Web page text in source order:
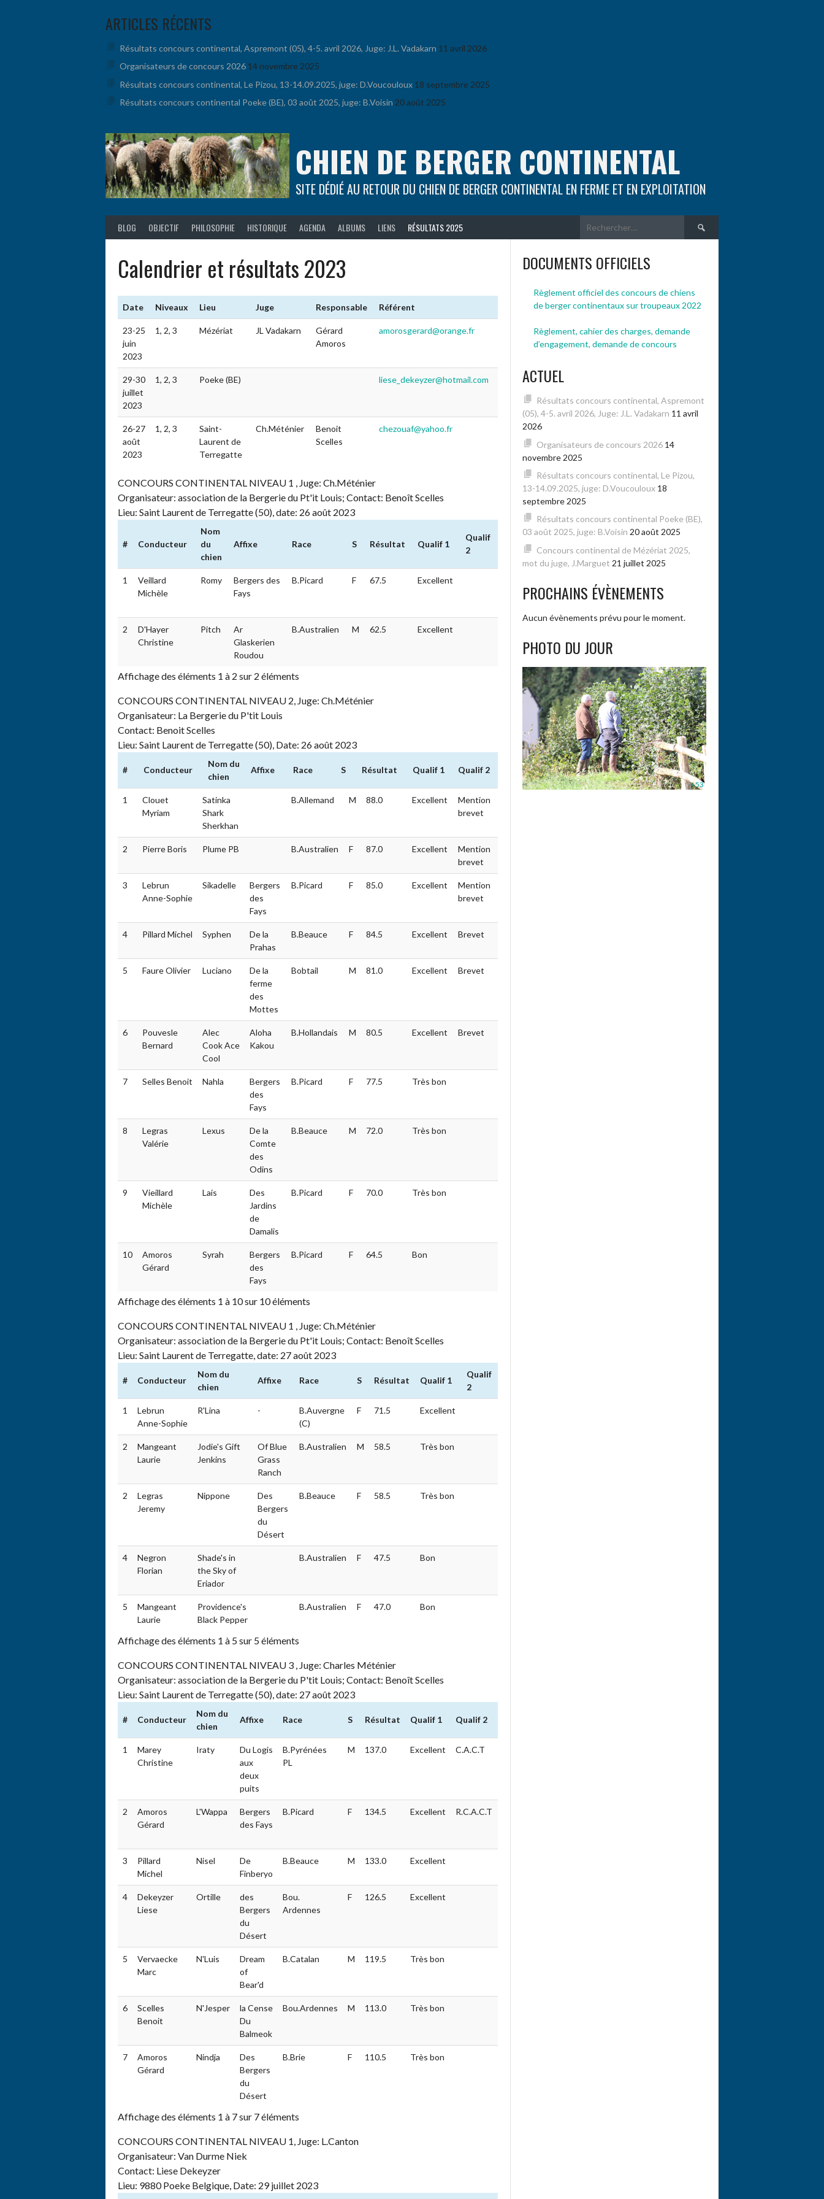
ARTICLES RÉCENTS
Résultats concours continental, Aspremont (05), 4-5. avril 2026, Juge: J.L. Vadakarn 11 avril 2026
Organisateurs de concours 2026 14 novembre 2025
Résultats concours continental, Le Pizou, 13-14.09.2025, juge: D.Voucouloux 18 septembre 2025
Résultats concours continental Poeke (BE), 03 août 2025, juge: B.Voisin 20 août 2025
CHIEN DE BERGER CONTINENTAL
SITE DÉDIÉ AU RETOUR DU CHIEN DE BERGER CONTINENTAL EN FERME ET EN EXPLOITATION
BLOG OBJECTIF PHILOSOPHIE HISTORIQUE AGENDA ALBUMS LIENS RÉSULTATS 2025 Rechercher :
Calendrier et résultats 2023
Date Niveaux Lieu Juge Responsable Référent
23-25
juin
2023
1, 2, 3 Mézériat JL Vadakarn
Gérard
Amoros
amorosgerard@orange.fr
29-30
juillet
2023
1, 2, 3 Poeke (BE) liese_dekeyzer@hotmail.com
26-27
août
2023
1, 2, 3
Saint-
Laurent de
Terregatte
Ch.Méténier
Benoit
Scelles
chezouaf@yahoo.fr
CONCOURS CONTINENTAL NIVEAU 1 , Juge: Ch.Méténier
Organisateur: association de la Bergerie du Pt'it Louis; Contact: Benoît Scelles
Lieu: Saint Laurent de Terregatte (50), date: 26 août 2023
# Conducteur
Nom
du
chien
Affixe Race S Résultat Qualif 1
Qualif
2
1
Veillard
Michèle
Romy
Bergers des
Fays
B.Picard F 67.5 Excellent
2
D'Hayer
Christine
Pitch
Ar
Glaskerien
Roudou
B.Australien M 62.5 Excellent
Affichage des éléments 1 à 2 sur 2 éléments
CONCOURS CONTINENTAL NIVEAU 2, Juge: Ch.Méténier
Organisateur: La Bergerie du P'tit Louis
Contact: Benoit Scelles
Lieu: Saint Laurent de Terregatte (50), Date: 26 août 2023
# Conducteur
Nom du
chien
Affixe Race S Résultat Qualif 1 Qualif 2
# Conducteur
Nom du
chien
Race S Résultat Qualif 1 Qualif 2
1
Clouet
Myriam
Satinka
Shark
Sherkhan
B.Allemand M 88.0 Excellent
Mention
brevet
2 Pierre Boris Plume PB B.Australien F 87.0 Excellent
Mention
brevet
3
Lebrun
Anne-Sophie
Sikadelle
Bergers
des
Fays
B.Picard F 85.0 Excellent
Mention
brevet
4 Pillard Michel Syphen
De la
Prahas
B.Beauce F 84.5 Excellent Brevet
5 Faure Olivier Luciano
De la
ferme
des
Mottes
Bobtail M 81.0 Excellent Brevet
6
Pouvesle
Bernard
Alec
Cook Ace
Cool
Aloha
Kakou
B.Hollandais M 80.5 Excellent Brevet
7 Selles Benoit Nahla
Bergers
des
Fays
B.Picard F 77.5 Très bon
8
Legras
Valérie
Lexus
De la
Comte
des
Odins
B.Beauce M 72.0 Très bon
9
Vieillard
Michèle
Lais
Des
Jardins
de
Damalis
B.Picard F 70.0 Très bon
10
Amoros
Gérard
Syrah
Bergers
des
Fays
B.Picard F 64.5 Bon
Affichage des éléments 1 à 10 sur 10 éléments
CONCOURS CONTINENTAL NIVEAU 1 , Juge: Ch.Méténier
Organisateur: association de la Bergerie du Pt'it Louis; Contact: Benoît Scelles
Lieu: Saint Laurent de Terregatte, date: 27 août 2023
# Conducteur
Nom du
chien
Affixe Race S Résultat Qualif 1
Qualif
2
1
Lebrun
Anne-Sophie
R'Lina -
B.Auvergne
(C)
F 71.5 Excellent
2
Mangeant
Laurie
Jodie's Gift
Jenkins
Of Blue
Grass
Ranch
B.Australien M 58.5 Très bon
2
Legras
Jeremy
Nippone
Des
Bergers
du
Désert
B.Beauce F 58.5 Très bon
4
Negron
Florian
Shade's in
the Sky of
Eriador
B.Australien F 47.5 Bon
5
Mangeant
Laurie
Providence's
Black Pepper
B.Australien F 47.0 Bon
Affichage des éléments 1 à 5 sur 5 éléments
CONCOURS CONTINENTAL NIVEAU 3 , Juge: Charles Méténier
Organisateur: association de la Bergerie du P'tit Louis; Contact: Benoît Scelles
Lieu: Saint Laurent de Terregatte (50), date: 27 août 2023
# Conducteur
Nom du
chien
Affixe Race S Résultat Qualif 1 Qualif 2
1
Marey
Christine
Iraty
Du Logis
aux
deux
puits
B.Pyrénées
PL
M 137.0 Excellent C.A.C.T
2
Amoros
Gérard
L'Wappa
Bergers
des Fays
B.Picard F 134.5 Excellent R.C.A.C.T
3
Pillard
Michel
Nisel
De
Finberyo
B.Beauce M 133.0 Excellent
4
Dekeyzer
Liese
Ortille
des
Bergers
du
Désert
Bou.
Ardennes
F 126.5 Excellent
5
Vervaecke
Marc
N'Luis
Dream
of
Bear'd
B.Catalan M 119.5 Très bon
6
Scelles
Benoit
N'Jesper
la Cense
Du
Balmeok
Bou.Ardennes M 113.0 Très bon
7
Amoros
Gérard
Nindja
Des
Bergers
du
Désert
B.Brie F 110.5 Très bon
Affichage des éléments 1 à 7 sur 7 éléments
CONCOURS CONTINENTAL NIVEAU 1, Juge: L.Canton
Organisateur: Van Durme Niek
Contact: Liese Dekeyzer
Lieu: 9880 Poeke Belgique, Date: 29 juillet 2023
DOCUMENTS OFFICIELS
Règlement officiel des concours de chiens
de berger continentaux sur troupeaux 2022
Règlement, cahier des charges, demande
d’engagement, demande de concours
ACTUEL
Résultats concours continental, Aspremont
(05), 4-5. avril 2026, Juge: J.L. Vadakarn 11 avril
2026
Organisateurs de concours 2026 14
novembre 2025
Résultats concours continental, Le Pizou,
13-14.09.2025, juge: D.Voucouloux 18
septembre 2025
Résultats concours continental Poeke (BE),
03 août 2025, juge: B.Voisin 20 août 2025
Concours continental de Mézériat 2025,
mot du juge, J.Marguet 21 juillet 2025
PROCHAINS ÉVÈNEMENTS
Aucun évènements prévu pour le moment.
PHOTO DU JOUR
+53